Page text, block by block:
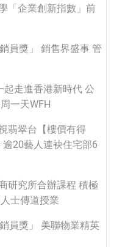
「企業創新指數」前
員獎」 銷售界盛事 管
起走進香港新時代 公
一天WFH
翡翠台【樓價有得
20藝人連袂住宅部6
研究所合辦課程 積極
士傳道授業
員獎」 美聯物業精英